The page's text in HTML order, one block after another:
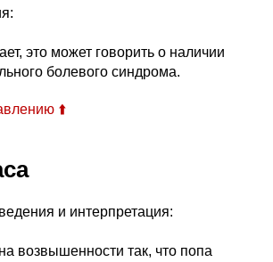
это может говорить о наличии
болевого синдрома.
⬆️
и интерпретация:
возвышенности так, что попа